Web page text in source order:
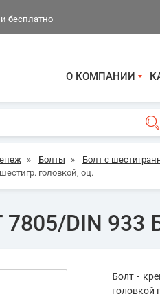
бесплатно
О КОМПАНИИ
» Болты »
Болт с
головкой, оц.
DIN 933
Болт -
головкой